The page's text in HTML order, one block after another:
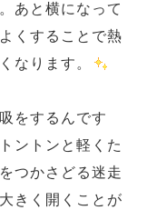
あと横になって
くすることで熱
なります。
をするんです
ントンと軽くた
つかさどる迷走
きく開くことが